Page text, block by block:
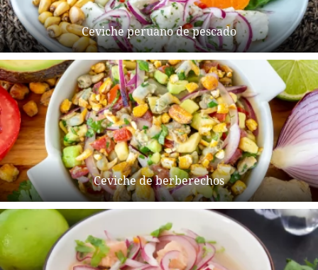
Ceviche peruano de pescado
Ceviche de berberechos